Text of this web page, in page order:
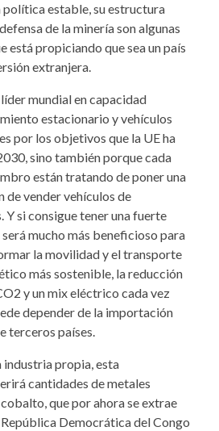
política estable, su estructura
de la minería son algunas
está propiciando que sea un país
extranjera.
mundial en capacidad
estacionario y vehículos
por los objetivos que la UE ha
sino también porque cada
están tratando de poner una
de vender vehículos de
si consigue tener una fuerte
mucho más beneficioso para
la movilidad y el transporte
más sostenible, la reducción
y un mix eléctrico cada vez
depender de la importación
terceros países.
industria propia, esta
cantidades de metales
que por ahora se extrae
Democrática del Congo